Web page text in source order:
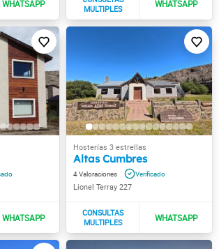
Altas Cumbres
4
Lionel Terray 227